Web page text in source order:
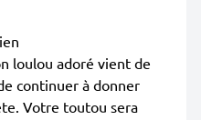
loulou adoré vient de
continuer à donner
Votre toutou sera